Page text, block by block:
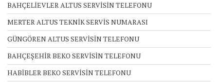
BAHÇELİEVLER ALTUS SERVİSİN TELEFONU
MERTER ALTUS TEKNİK SERVİS NUMARASI
GÜNGÖREN ALTUS SERVİSİN TELEFONU
BAHÇEŞEHİR BEKO SERVİSİN TELEFONU
HABİBLER BEKO SERVİSİN TELEFONU